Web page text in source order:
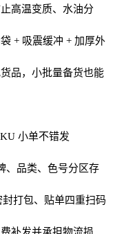
高温变质、水油分
+ 吸震缓冲 + 加厚外
品，小批量备货也能
小单不错发
、品类、色号分区存
打包、贴单四重扫码